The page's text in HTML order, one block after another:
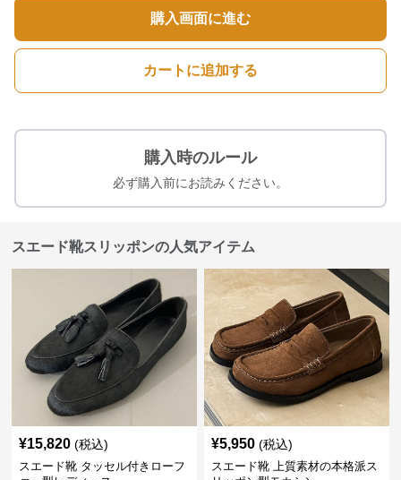
購入画面に進む
カートに追加する
購入時のルール
必ず購入前にお読みください。
スエード靴スリッポンの人気アイテム
¥15,820 (税込)
スエード靴 タッセル付きローフ
¥5,950 (税込)
スエード靴 上質素材の本格派ス